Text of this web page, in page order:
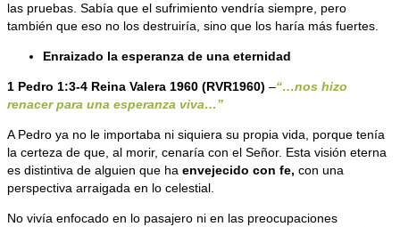
las pruebas. Sabía que el sufrimiento vendría siempre, pero
también que eso no los destruiría, sino que los haría más fuertes.
Enraizado la esperanza de una eternidad
1 Pedro 1:3-4 Reina Valera 1960 (RVR1960) –“…nos hizo
renacer para una esperanza viva…”
A Pedro ya no le importaba ni siquiera su propia vida, porque tenía
la certeza de que, al morir, cenaría con el Señor. Esta visión eterna
es distintiva de alguien que ha envejecido con fe, con una
perspectiva arraigada en lo celestial.
No vivía enfocado en lo pasajero ni en las preocupaciones